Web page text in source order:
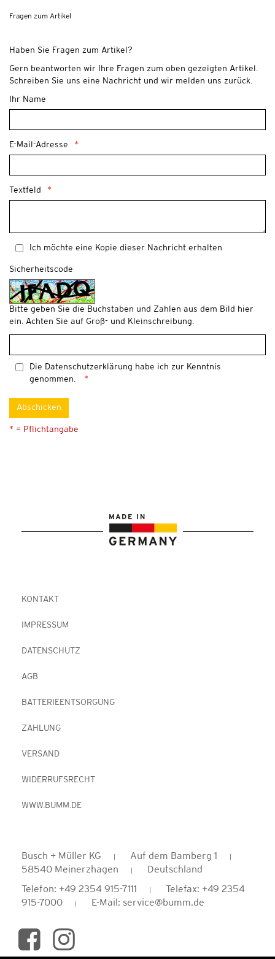
Fragen zum Artikel
Haben Sie Fragen zum Artikel?
Gern beantworten wir Ihre Fragen zum oben gezeigten Artikel.
Schreiben Sie uns eine Nachricht und wir melden uns zurück.
Ihr Name
E-Mail-Adresse
Textfeld
Ich möchte eine Kopie dieser Nachricht erhalten
Sicherheitscode
Bitte geben Sie die Buchstaben und Zahlen aus dem Bild hier
ein. Achten Sie auf Groß- und Kleinschreibung.
Die Datenschutzerklärung habe ich zur Kenntnis
genommen.
Abschicken
* = Pflichtangabe
KONTAKT
IMPRESSUM
DATENSCHUTZ
AGB
BATTERIEENTSORGUNG
ZAHLUNG
VERSAND
WIDERRUFSRECHT
WWW.BUMM.DE
Busch + Müller KG
Auf dem Bamberg 1
58540 Meinerzhagen
Deutschland
Telefon: +49 2354 915-7111
Telefax: +49 2354
915-7000
E-Mail: service@bumm.de